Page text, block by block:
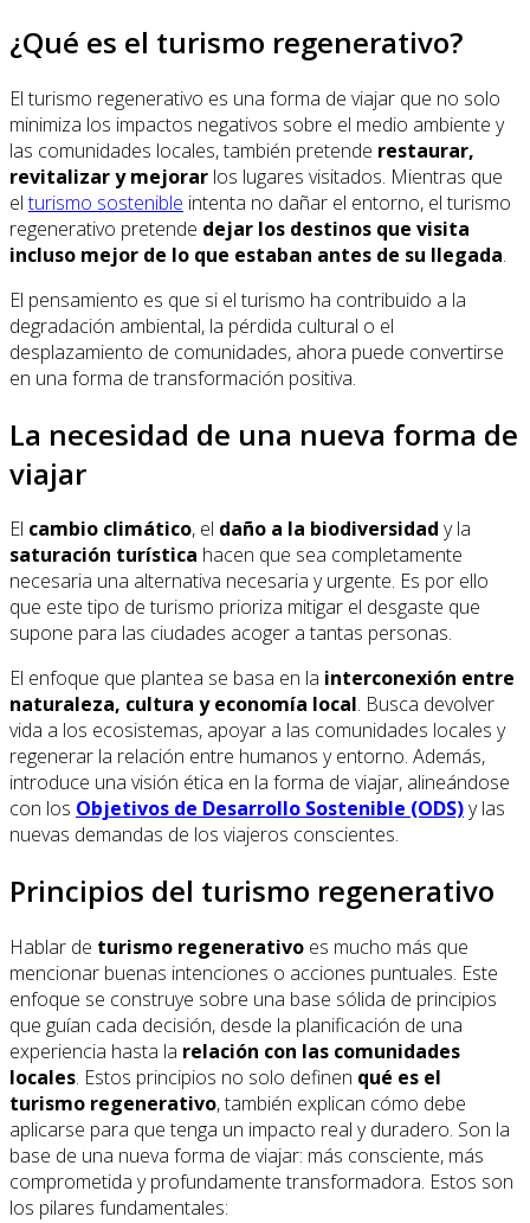
¿Qué es el turismo regenerativo?
El turismo regenerativo es una forma de viajar que no solo
minimiza los impactos negativos sobre el medio ambiente y
las comunidades locales, también pretende restaurar,
revitalizar y mejorar los lugares visitados. Mientras que
elturismo sostenible intenta no dañar el entorno, el turismo
regenerativo pretende dejar los destinos que visita
incluso mejor de lo que estaban antes de su llegada.
El pensamiento es que si el turismo ha contribuido a la
degradación ambiental, la pérdida cultural o el
desplazamiento de comunidades, ahora puede convertirse
en una forma de transformación positiva.
La necesidad de una nueva forma de
viajar
El cambio climático, el daño a la biodiversidad y la
saturación turística hacen que sea completamente
necesaria una alternativa necesaria y urgente. Es por ello
que este tipo de turismo prioriza mitigar el desgaste que
supone para las ciudades acoger a tantas personas.
El enfoque que plantea se basa en la interconexión entre
naturaleza, cultura y economía local. Busca devolver
vida a los ecosistemas, apoyar a las comunidades locales y
regenerar la relación entre humanos y entorno. Además,
introduce una visión ética en la forma de viajar, alineándose
con los Objetivos de Desarrollo Sostenible (ODS)y las
nuevas demandas de los viajeros conscientes.
Principios del turismo regenerativo
Hablar de turismo regenerativo es mucho más que
mencionar buenas intenciones o acciones puntuales. Este
enfoque se construye sobre una base sólida de principios
que guían cada decisión, desde la planificación de una
experiencia hasta la relación con las comunidades
locales. Estos principios no solo definen qué es el
turismo regenerativo, también explican cómo debe
aplicarse para que tenga un impacto real y duradero. Son la
base de una nueva forma de viajar: más consciente, más
comprometida y profundamente transformadora. Estos son
los pilares fundamentales: